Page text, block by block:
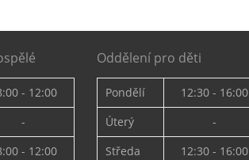
- 12:00
-
- 12:00
Oddělení pro děti
Pondělí
12:30 - 16:00
Úterý
-
Středa
12:30 - 16:00